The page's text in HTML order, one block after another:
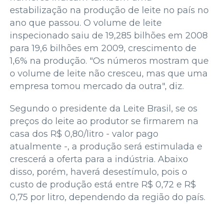
estabilização na produção de leite no país no
ano que passou. O volume de leite
inspecionado saiu de 19,285 bilhões em 2008
para 19,6 bilhões em 2009, crescimento de
1,6% na produção. "Os números mostram que
o volume de leite não cresceu, mas que uma
empresa tomou mercado da outra", diz.
Segundo o presidente da Leite Brasil, se os
preços do leite ao produtor se firmarem na
casa dos R$ 0,80/litro - valor pago
atualmente -, a produção será estimulada e
crescerá a oferta para a indústria. Abaixo
disso, porém, haverá desestímulo, pois o
custo de produção está entre R$ 0,72 e R$
0,75 por litro, dependendo da região do país.